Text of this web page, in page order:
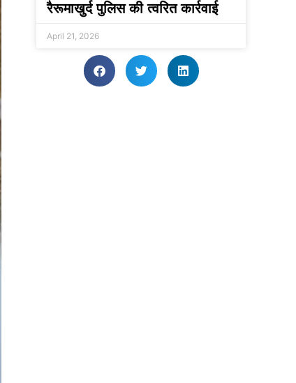
रैरूमाखुर्द पुलिस की त्वरित कार्रवाई
April 21, 2026